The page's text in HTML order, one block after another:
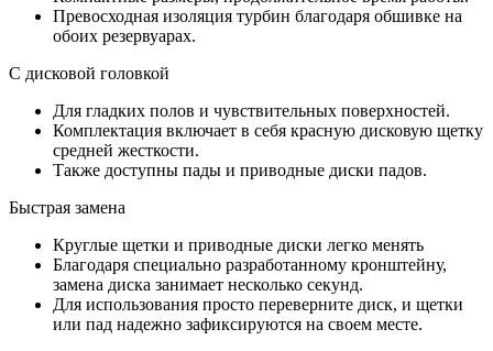
Превосходная изоляция турбин благодаря обшивке на
обоих резервуарах.
С дисковой головкой
Для гладких полов и чувствительных поверхностей.
Комплектация включает в себя красную дисковую щетку
средней жесткости.
Также доступны пады и приводные диски падов.
Быстрая замена
Круглые щетки и приводные диски легко менять
Благодаря специально разработанному кронштейну,
замена диска занимает несколько секунд.
Для использования просто переверните диск, и щетки
или пад надежно зафиксируются на своем месте.